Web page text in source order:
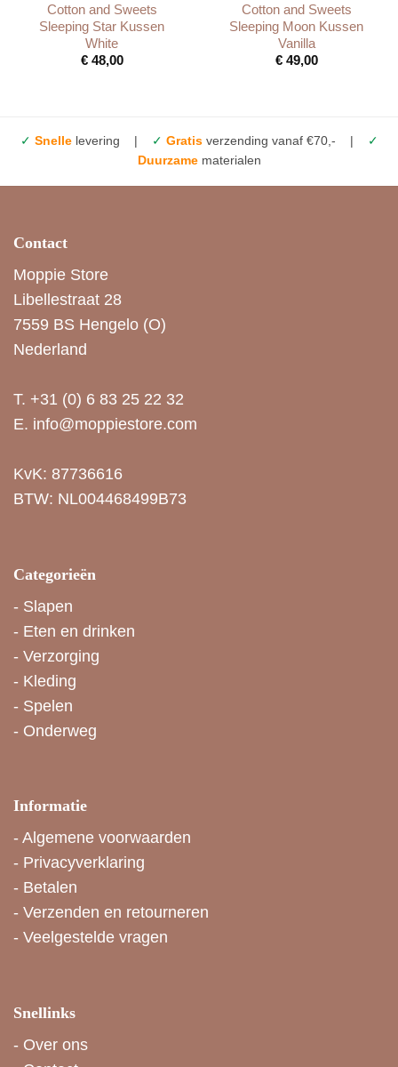
Cotton and Sweets
Sleeping Star Kussen
White
€48,00
Cotton and Sweets
Sleeping Moon Kussen
Vanilla
€49,00
✓ Snellelevering | ✓ Gratisverzending vanaf €70,- |
✓
Duurzamematerialen
Contact
Moppie Store
Libellestraat 28
7559 BS Hengelo (O)
Nederland
T. +31 (0) 6 83 25 22 32
E. info@moppiestore.com
KvK: 87736616
BTW: NL004468499B73
Categorieën
- Slapen
- Eten en drinken
- Verzorging
- Kleding
- Spelen
- Onderweg
Informatie
- Algemene voorwaarden
- Privacyverklaring
- Betalen
- Verzenden en retourneren
- Veelgestelde vragen
Snellinks
- Over ons